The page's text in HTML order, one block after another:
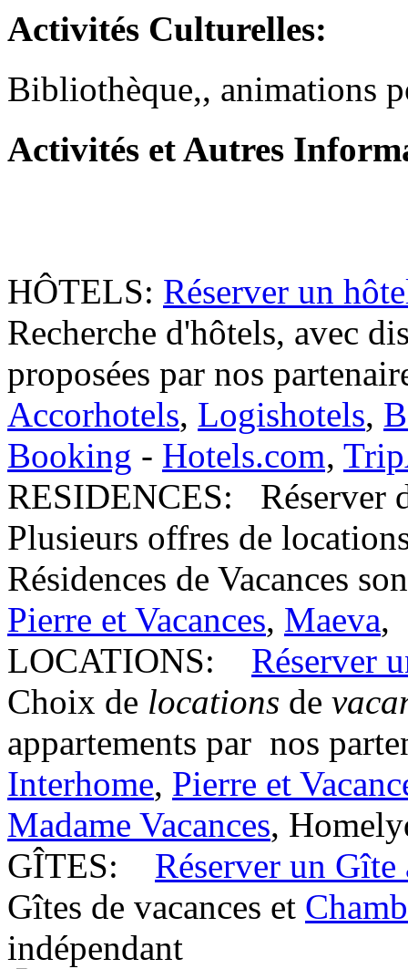
Activités Culturelles:
Bibliothèque,, animations
Activités et Autres
HÔTELS: Réserver un
Recherche d'hôtels, avec
proposées par nos
Accorhotels, Logishotels,
Booking - Hotels.com,
RESIDENCES: Réserver
Plusieurs offres de
Résidences de Vacances
Pierre et Vacances, Maeva,
LOCATIONS:
Réserver
Choix de locations de
appartements par nos
Interhome, Pierre et
Madame Vacances,
GÎTES:
Réserver un
Gîtes de vacances et
indépendant